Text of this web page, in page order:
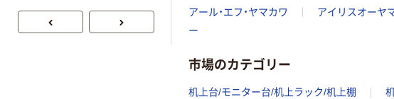
アール・エフ・ヤマカワ アイリスオーヤ
ー
市場のカテゴリー
机上台/モニター台/机上ラック/机上棚